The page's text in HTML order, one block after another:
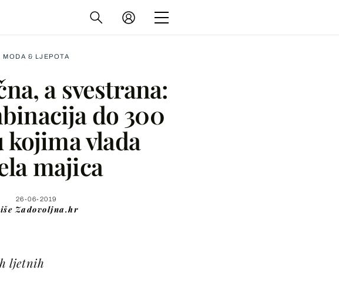
MODA & LJEPOTA
a svestrana:
do 300
kojima vlada
majica
26-06-2019
Zadovoljna.hr
ljetnih